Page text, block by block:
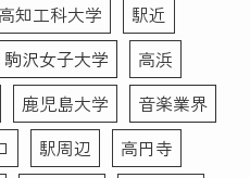
高知工科大学
駅近
駒沢女子大学
高浜
鹿児島大学
音楽業界
駅周辺
高円寺